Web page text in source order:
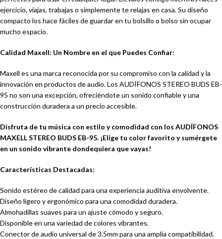
ejercicio, viajas, trabajas o simplemente te relajas en casa. Su diseño
compacto los hace fáciles de guardar en tu bolsillo o bolso sin ocupar
mucho espacio.
Calidad Maxell: Un Nombre en el que Puedes Confiar:
Maxell es una marca reconocida por su compromiso con la calidad y la
innovación en productos de audio. Los AUDÍFONOS STEREO BUDS EB-
95 no son una excepción, ofreciéndote un sonido confiable y una
construcción duradera a un precio accesible.
Disfruta de tu música con estilo y comodidad con los AUDÍFONOS
MAXELL STEREO BUDS EB-95. ¡Elige tu color favorito y sumérgete
en un sonido vibrante dondequiera que vayas!
Características Destacadas:
Sonido estéreo de calidad para una experiencia auditiva envolvente.
Diseño ligero y ergonómico para una comodidad duradera.
Almohadillas suaves para un ajuste cómodo y seguro.
Disponible en una variedad de colores vibrantes.
Conector de audio universal de 3.5mm para una amplia compatibilidad.